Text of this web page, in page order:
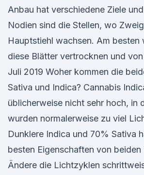
Anbau hat verschiedene Ziele
Nodien sind die Stellen, wo
Hauptstiehl wachsen. Am besten
diese Blätter vertrocknen und
Juli 2019 Woher kommen die
Sativa und Indica? Cannabis
üblicherweise nicht sehr hoch, in
wurden normalerweise zu viel
Dunklere Indica und 70% Sativa
besten Eigenschaften von beiden
Ändere die Lichtzyklen